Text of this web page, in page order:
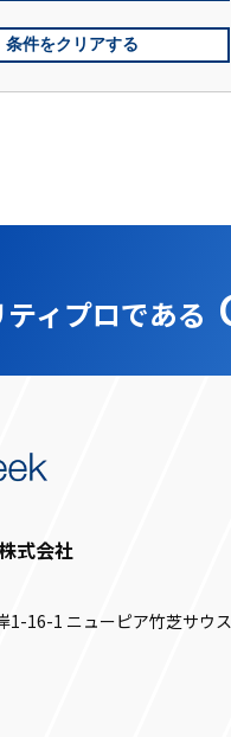
条件をクリアする
ィプロである
式会社
1-16-1 ニューピア竹芝サウ